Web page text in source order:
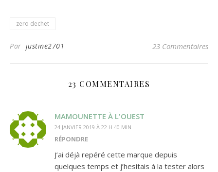
zero dechet
Par justine2701 23 Commentaires
23 COMMENTAIRES
MAMOUNETTE À L'OUEST
24 JANVIER 2019 À 22 H 40 MIN
RÉPONDRE
J’ai déjà repéré cette marque depuis
quelques temps et j’hesitais à la tester alors